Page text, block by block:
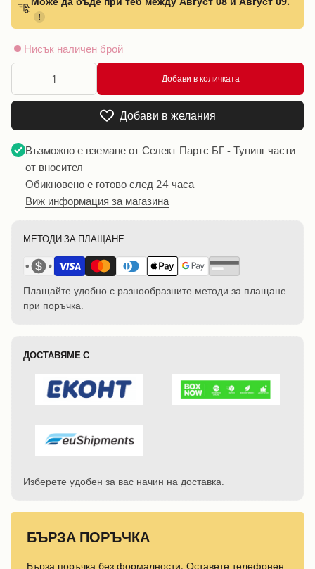
!
Нисък наличен брой
Добави в количката
Добави в желания
Възможно е вземане отСелект Партс БГ - Тунинг части
от вносител
Обикновено е готово след 24 часа
Виж информация за магазина
МЕТОДИ ЗА ПЛАЩАНЕ
Плащайте удобно с разнообразните методи за плащане
при поръчка.
ДОСТАВЯМЕ С
Изберете удобен за вас начин на доставка.
БЪРЗА ПОРЪЧКА
Бърза поръчка без формалности. Оставете телефонен